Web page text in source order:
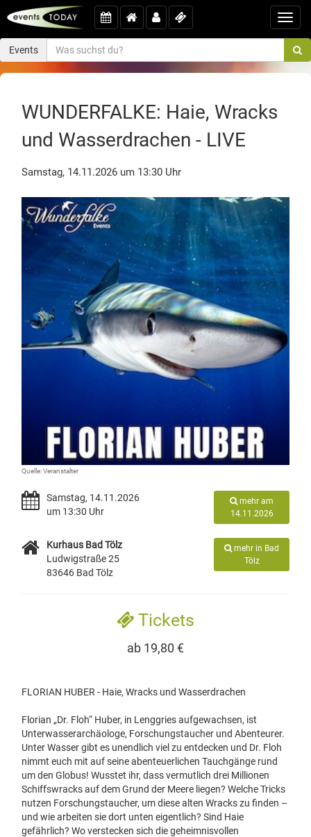
Events
WUNDERFALKE: Haie, Wracks
und Wasserdrachen - LIVE
Samstag, 14.11.2026 um 13:30 Uhr
Quelle: Veranstalter
Samstag, 14.11.2026
um 13:30 Uhr
mehr am
14.11.2026
Kurhaus Bad Tölz
Ludwigstraße 25
83646 Bad Tölz
mehr in Bad
Tölz
Tickets
ab 19,80 €
FLORIAN HUBER - Haie, Wracks und Wasserdrachen
Florian „Dr. Floh“ Huber, in Lenggries aufgewachsen, ist
Unterwasserarchäologe, Forschungstaucher und Abenteurer.
Unter Wasser gibt es unendlich viel zu entdecken und Dr. Floh
nimmt euch mit auf seine abenteuerlichen Tauchgänge rund
um den Globus! Wusstet ihr, dass vermutlich drei Millionen
Schiffswracks auf dem Grund der Meere liegen? Welche Tricks
nutzen Forschungstaucher, um diese alten Wracks zu finden –
und wie arbeiten sie dort unten eigentlich? Sind Haie
gefährlich? Wo verstecken sich die geheimnisvollen